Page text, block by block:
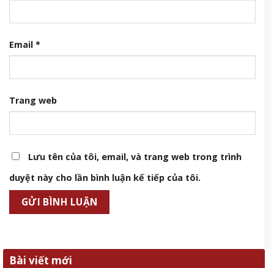
Email *
Trang web
Lưu tên của tôi, email, và trang web trong trình
duyệt này cho lần bình luận kế tiếp của tôi.
Bài viết mới